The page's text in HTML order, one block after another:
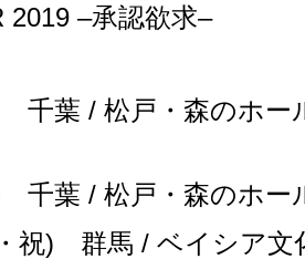
2019 –承認欲求–
千葉 / 松戸・森のホー
千葉 / 松戸・森のホー
祝) 群馬 / ベイシア文